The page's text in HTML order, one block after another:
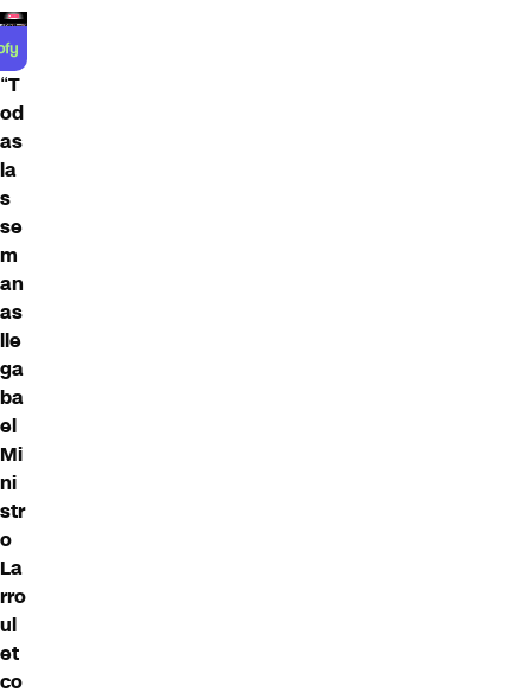
“T
od
as
la
s
se
m
an
as
lle
ga
ba
el
Mi
ni
str
o
La
rro
ul
et
co